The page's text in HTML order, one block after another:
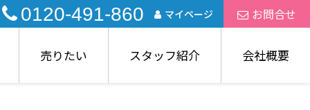
0120-491-860 マイページ お問合せ
売りたい スタッフ紹介 会社概要